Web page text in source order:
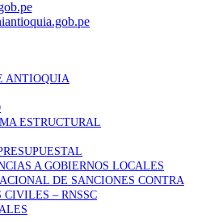
ANTIOQUIA
ESTRUCTURAL
A GOBIERNOS LOCALES
DE SANCIONES CONTRA
CIVILES – RNSSC